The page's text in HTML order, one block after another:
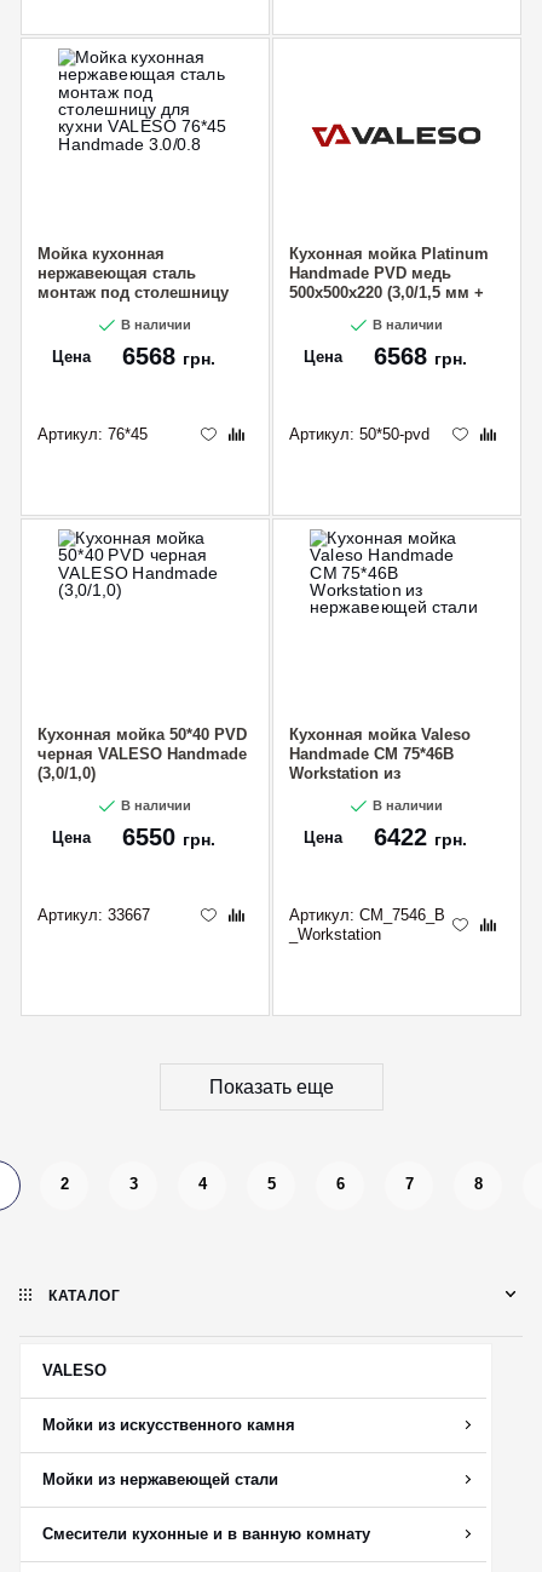
Мойка кухонная
нержавеющая сталь
монтаж под столешницу
Handmade 3.0/0.8
В наличии
Цена 6568 грн.
Артикул: 76*45
Кухонная мойка Platinum
Handmade PVD медь
500x500x220 (3,0/1,5 мм +
В наличии
Цена 6568 грн.
Артикул: 50*50-pvd
Кухонная мойка 50*40 PVD
черная VALESO Handmade
(3,0/1,0)
В наличии
Цена 6550 грн.
Артикул: 33667
Кухонная мойка Valeso
Handmade CM 75*46B
Workstation из
В наличии
Цена 6422 грн.
Артикул: CM_7546_B
_Workstation
Показать еще
2 3 4 5 6 7 8
КАТАЛОГ
VALESO
Мойки из искусственного камня
Мойки из нержавеющей стали
Смесители кухонные и в ванную комнату